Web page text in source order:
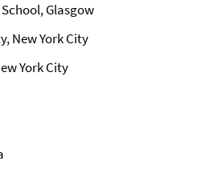
Glasgow
New York City
York City